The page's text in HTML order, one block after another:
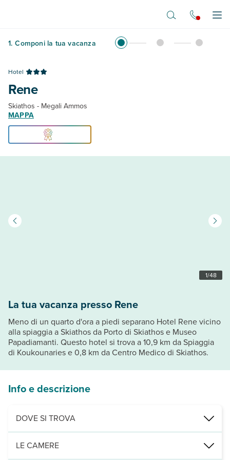
1. Componi la tua vacanza
Hotel
Rene
Skiathos - Megali Ammos
MAPPA
1/48
La tua vacanza presso Rene
Meno di un quarto d'ora a piedi separano Hotel Rene vicino
alla spiaggia a Skiathos da Porto di Skiathos e Museo
Papadiamanti. Questo hotel si trova a 10,9 km da Spiaggia
di Koukounaries e 0,8 km da Centro Medico di Skiathos.
Info e descrizione
DOVE SI TROVA
Nelle vicinanze di: Porto di Skiathos
LE CAMERE